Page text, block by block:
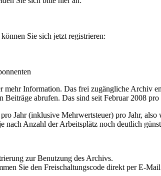
Sie sich jetzt registrieren:
mehr Information. Das frei zugängliche Archiv
Beiträge abrufen. Das sind seit Februar 2008
Jahr (inklusive Mehrwertsteuer) pro Jahr,
nach Anzahl der Arbeitsplätz noch deutlich
zur Benutzung des Archivs.
Sie den Freischaltungscode direkt per E-